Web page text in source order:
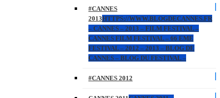
#CANNES
2013HTTPS://WWW.BLOGDECANNES.FR
– CANNES – 2013 – FILM FESTIVAL –
CANNES FILM FESTIVAL – 66 EME
FESTIVAL – 2012 – 2013 – BLOG DE
CANNES – BLOG DU FESTIVAL –
#CANNES 2012